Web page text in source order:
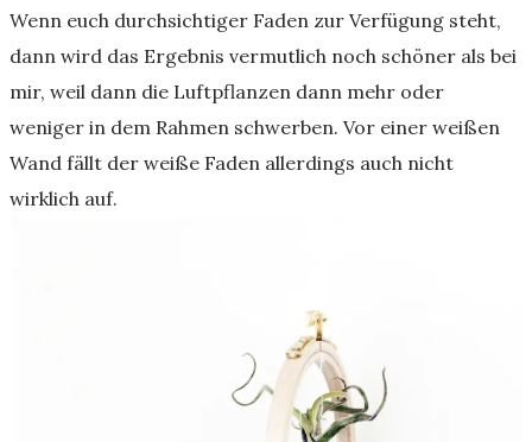
Wenn euch durchsichtiger Faden zur Verfügung steht,
dann wird das Ergebnis vermutlich noch schöner als bei
mir, weil dann die Luftpflanzen dann mehr oder
weniger in dem Rahmen schwerben. Vor einer weißen
Wand fällt der weiße Faden allerdings auch nicht
wirklich auf.